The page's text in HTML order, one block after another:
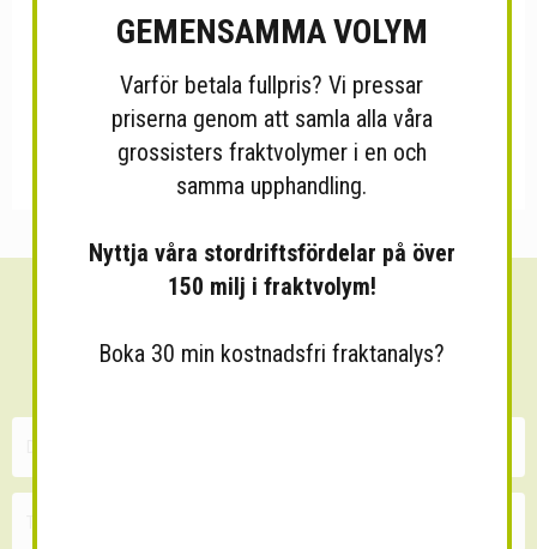
30 minuters kostnadsfri konsultation
GEMENSAMMA VOLYM
Varför betala fullpris? Vi pressar
priserna genom att samla alla våra
grossisters fraktvolymer i en och
samma upphandling.
Nyttja våra stordriftsfördelar på över
150 milj i fraktvolym!
Boka 30 min kostnadsfri fraktanalys?